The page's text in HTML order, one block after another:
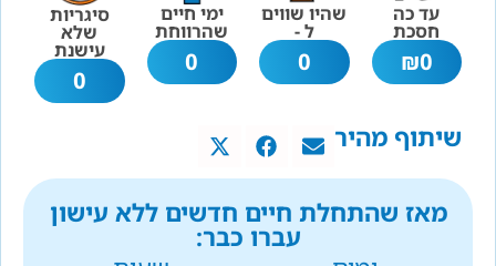
עד כה
חסכת
0
₪
שהיו שווים
ל -
0
ימי חיים
שהרווחת
0
סיגריות
שלא
עישנת
0
שיתוף מהיר
מאז שהתחלת חיים חדשים ללא עישון
עברו כבר: